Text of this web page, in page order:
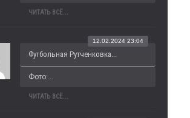
ЧИТАТЬ ВСЁ...
Футбольная Рутченковка...
12.02.2024 23:04
Фото:...
ЧИТАТЬ ВСЁ...